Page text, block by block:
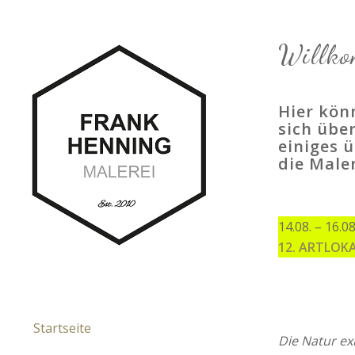
Startseite
Hier
sich
einiges
die
14.08. –
12.
Die Natur